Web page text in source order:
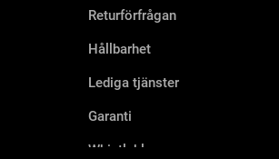
Returförfrågan
Hållbarhet
Lediga tjänster
Garanti
Whistleblower